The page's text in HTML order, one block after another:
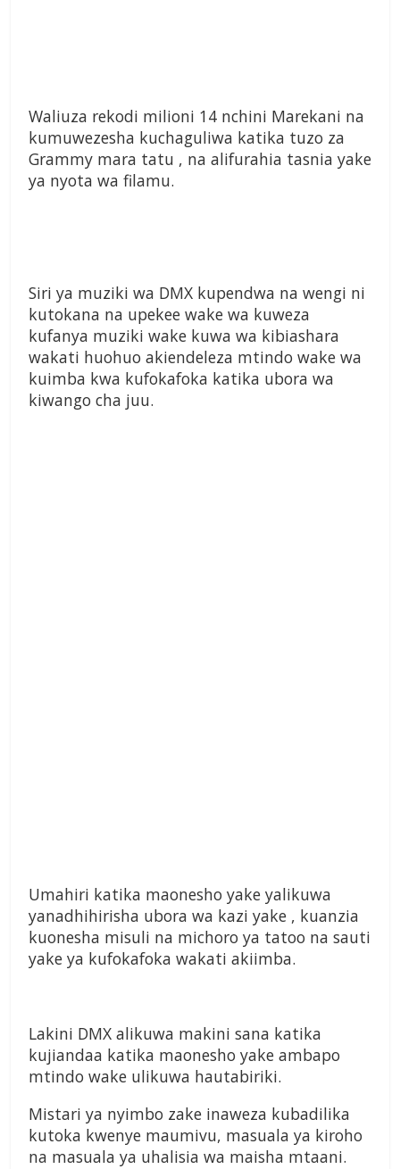
Waliuza rekodi milioni 14 nchini Marekani na
kumuwezesha kuchaguliwa katika tuzo za
Grammy mara tatu , na alifurahia tasnia yake
ya nyota wa filamu.
Siri ya muziki wa DMX kupendwa na wengi ni
kutokana na upekee wake wa kuweza
kufanya muziki wake kuwa wa kibiashara
wakati huohuo akiendeleza mtindo wake wa
kuimba kwa kufokafoka katika ubora wa
kiwango cha juu.
Umahiri katika maonesho yake yalikuwa
yanadhihirisha ubora wa kazi yake , kuanzia
kuonesha misuli na michoro ya tatoo na sauti
yake ya kufokafoka wakati akiimba.
Lakini DMX alikuwa makini sana katika
kujiandaa katika maonesho yake ambapo
mtindo wake ulikuwa hautabiriki.
Mistari ya nyimbo zake inaweza kubadilika
kutoka kwenye maumivu, masuala ya kiroho
na masuala ya uhalisia wa maisha mtaani.